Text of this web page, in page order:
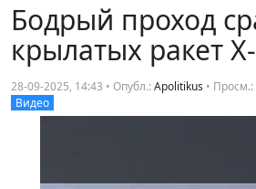
Бодрый проход
крылатых ракет
28-09-2025, 14:43 • Опубл.:Apolitikus • Просм.:
Видео